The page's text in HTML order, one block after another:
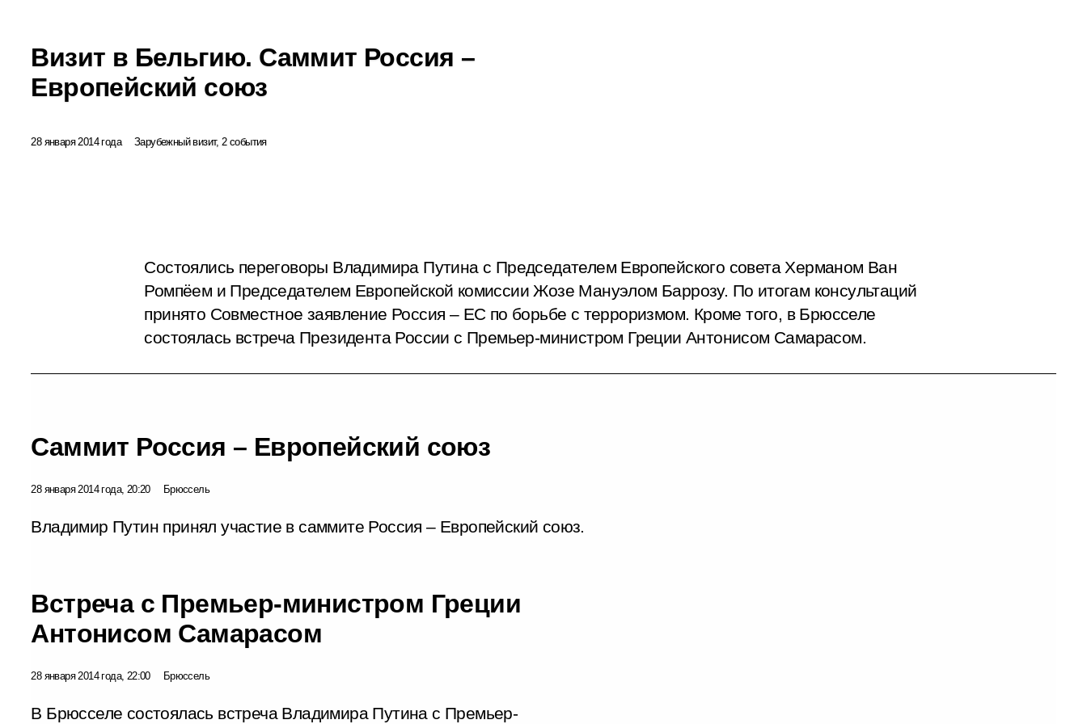
Визит в Бельгию. Саммит Россия –
Европейский союз
28 января 2014 года Зарубежный визит, 2 события
Состоялись переговоры Владимира Путина с Председателем Европейского совета Херманом Ван
Ромпёем и Председателем Европейской комиссии Жозе Мануэлом Баррозу. По итогам консультаций
принято Совместное заявление Россия – ЕС по борьбе с терроризмом. Кроме того, в Брюсселе
состоялась встреча Президента России с Премьер-министром Греции Антонисом Самарасом.
Саммит Россия – Европейский союз
28 января 2014 года, 20:20 Брюссель
Владимир Путин принял участие в саммите Россия – Европейский союз.
Встреча с Премьер-министром Греции
Антонисом Самарасом
28 января 2014 года, 22:00 Брюссель
В Брюсселе состоялась встреча Владимира Путина с Премьер-